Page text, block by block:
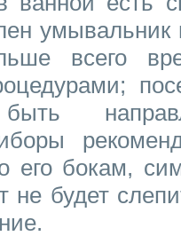
всего
его бокам,
не будет